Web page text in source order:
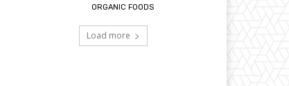
ORGANIC FOODS
Load more